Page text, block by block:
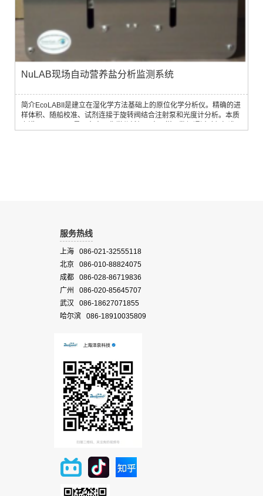
NuLAB现场自动营养盐分析监测系统
简介EcoLABII是建立在湿化学方法基础上的原位化学分析仪。精确的进
样体积、随船校准、试剂连接于旋转阀结合注射泵和光度计分析。本质
服务热线
上海 086-021-32555118
北京 086-010-88824075
成都 086-028-86719836
广州 086-020-85645707
武汉 086-18627071855
哈尔滨 086-18910035809